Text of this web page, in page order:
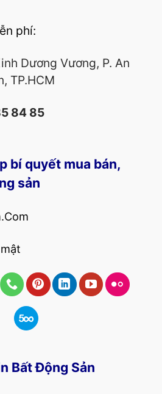
phí:
Dương Vương, P. An
TP.HCM
84 85
bí quyết mua bán,
sản
Bất Động Sản